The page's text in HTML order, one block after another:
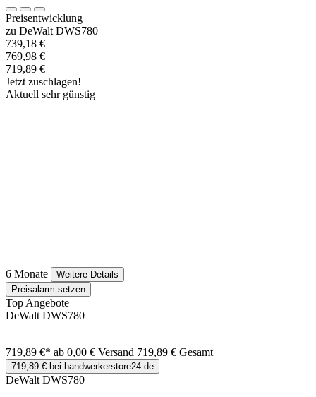
Preisentwicklung
zu DeWalt DWS780
739,18 €
769,98 €
719,89 €
Jetzt zuschlagen!
Aktuell sehr günstig
6 Monate
Weitere Details
Preisalarm setzen
Top Angebote
DeWalt DWS780
719,89 €* ab 0,00 € Versand 719,89 € Gesamt
719,89 € bei handwerkerstore24.de
DeWalt DWS780